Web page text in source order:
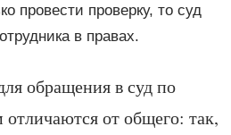
провести проверку, то суд
в правах.
обращения в суд по
от общего: так,